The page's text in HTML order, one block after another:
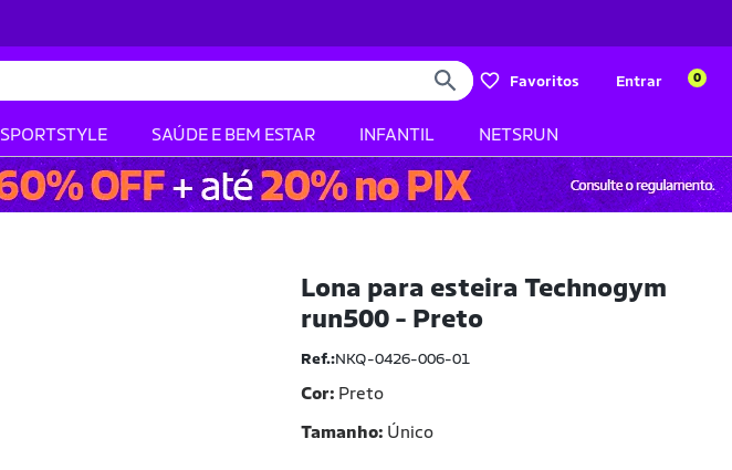
Favoritos Entrar 0
SPORTSTYLE SAÚDE E BEM ESTAR INFANTIL NETSRUN
Lona para esteira Technogym
run500 - Preto
Ref.:NKQ-0426-006-01
Cor: Preto
Tamanho Único